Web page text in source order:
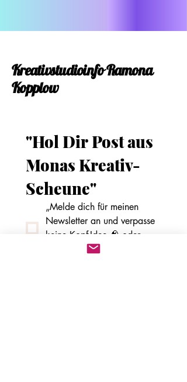
Kreativstudioinfo Ramona
Kopplow
"Hol Dir Post aus
Monas Kreativ-
Scheune"
„Melde dich für meinen
Newsletter an und verpasse
keine Kopf-Idee 🧠 oder
Block-Notiz 📝 mehr!“